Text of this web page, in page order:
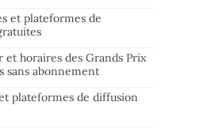
et plateformes de
et horaires des Grands Prix
sans abonnement
plateformes de diffusion